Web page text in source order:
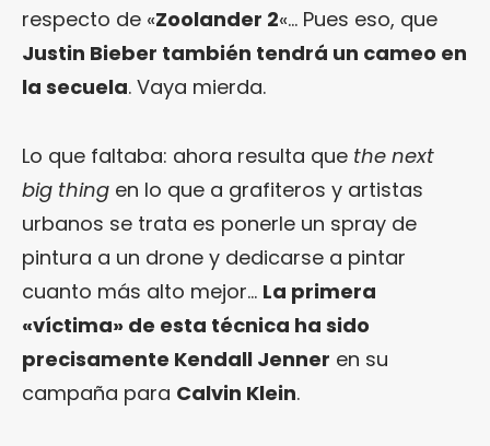
respecto de «Zoolander 2«… Pues eso, que
Justin Bieber también tendrá un cameo en
la secuela. Vaya mierda.
Lo que faltaba: ahora resulta que the next
big thing en lo que a grafiteros y artistas
urbanos se trata es ponerle un spray de
pintura a un drone y dedicarse a pintar
cuanto más alto mejor… La primera
«víctima» de esta técnica ha sido
precisamente Kendall Jenner en su
campaña para Calvin Klein.